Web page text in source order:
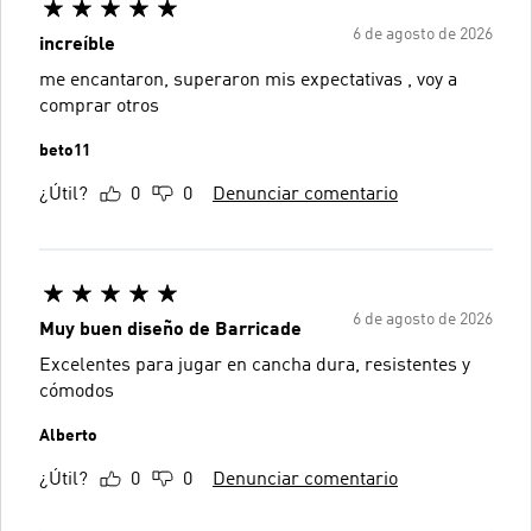
6 de agosto de 2026
increíble
me encantaron, superaron mis expectativas , voy a
comprar otros
beto11
¿Útil? 0 0 Denunciar comentario
6 de agosto de 2026
Muy buen diseño de Barricade
Excelentes para jugar en cancha dura, resistentes y
cómodos
Alberto
¿Útil? 0 0 Denunciar comentario